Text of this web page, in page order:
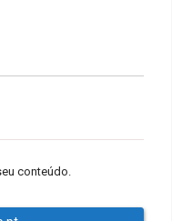
conteúdo.